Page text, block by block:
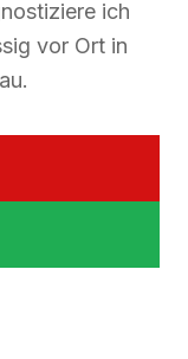
ich
vor Ort in